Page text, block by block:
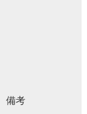
備考